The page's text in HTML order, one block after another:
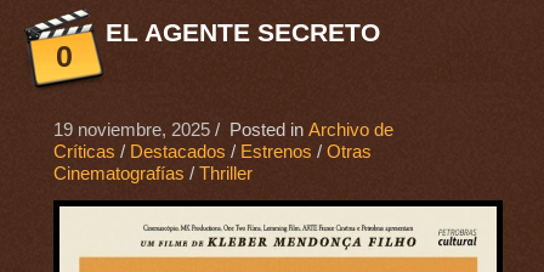
0
EL AGENTE SECRETO
19 noviembre, 2025/ Posted in Archivo de
Críticas / Destacados / Estrenos / Otras
Cinematografías / Thriller